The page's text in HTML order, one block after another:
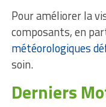
Pour améliorer la
composants, en
météorologiques
soin.
Derniers